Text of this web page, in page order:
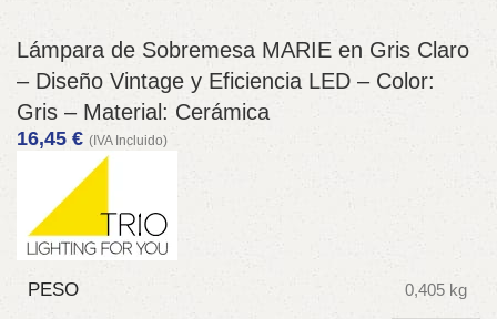
Lámpara de Sobremesa MARIE en Gris Claro
– Diseño Vintage y Eficiencia LED – Color:
Gris – Material: Cerámica
16,45 € (IVA Incluido)
PESO 0,405 kg